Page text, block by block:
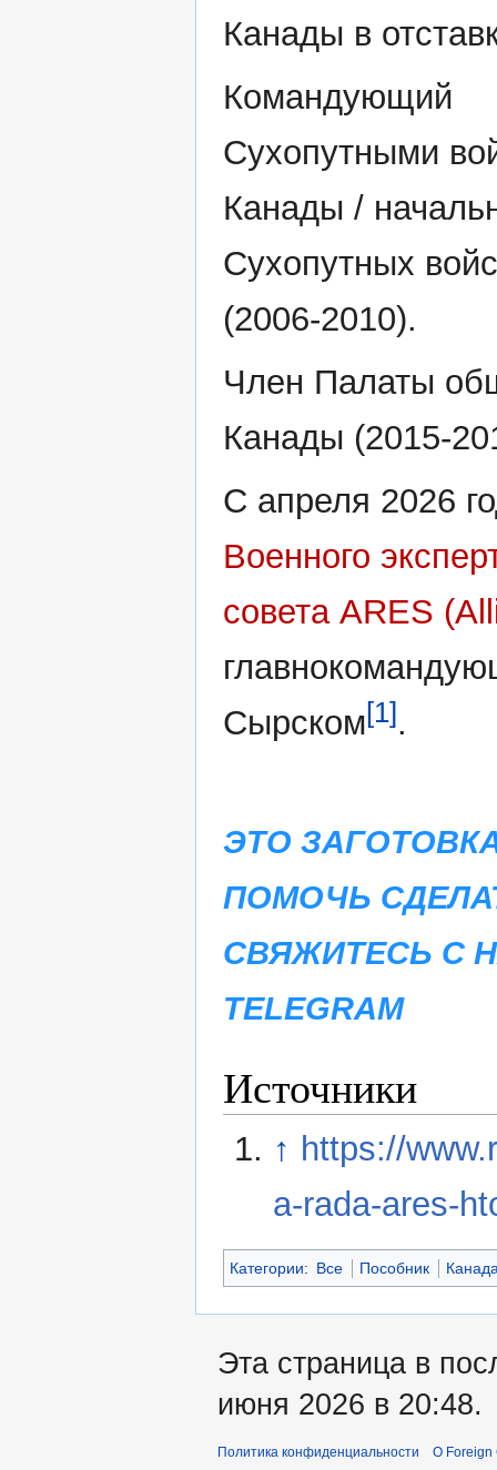
Канады в
Командующий
Сухопутными
Канады /
Сухопутных
(2006-2010).
Член Палаты
Канады (2015-
С апреля 2026
Военного
совета ARES
Сырском[1].
ЭТО
ПОМОЧЬ
СВЯЖИТЕСЬ С
TELEGRAM
Источники
↑ https://
a-rada-ares-
Категории: Все Пособник
Эта страница в
июня 2026 в 20:48.
Политика конфиденциальности О Foreign